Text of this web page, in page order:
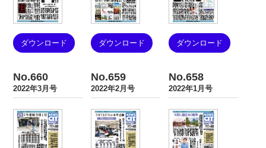
ダウンロード ダウンロード ダウンロード
No.660
2022年3月号
No.659
2022年2月号
No.658
2022年1月号